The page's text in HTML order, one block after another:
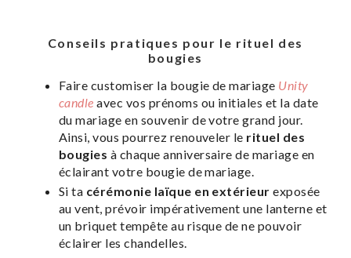
Conseils pratiques pour le rituel des
bougies
Faire customiser la bougie de mariage Unity
candle avec vos prénoms ou initiales et la date
du mariage en souvenir de votre grand jour.
Ainsi, vous pourrez renouveler le rituel des
bougies à chaque anniversaire de mariage en
éclairant votre bougie de mariage.
Si ta cérémonie laïque en extérieurexposée
au vent, prévoir impérativement une lanterne et
un briquet tempête au risque de ne pouvoir
éclairer les chandelles.